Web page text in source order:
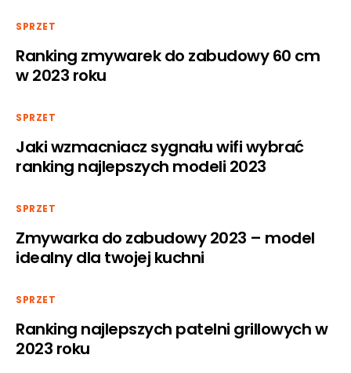
SPRZET
Ranking zmywarek do zabudowy 60 cm
w 2023 roku
SPRZET
Jaki wzmacniacz sygnału wifi wybrać
ranking najlepszych modeli 2023
SPRZET
Zmywarka do zabudowy 2023 – model
idealny dla twojej kuchni
SPRZET
Ranking najlepszych patelni grillowych w
2023 roku